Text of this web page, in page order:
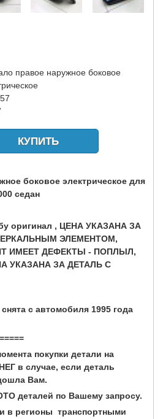
правое наружное боковое
КУПИТЬ
боковое электрическое для
седан
оригинал , ЦЕНА УКАЗАНА ЗА
ЭЛЕМЕНТОМ,
ИМЕЕТ ДЕФЕКТЫ - ПОПЛЫЛ,
УКАЗАНА ЗА ДЕТАЛЬ С
с автомобиля 1995 года
покупки детали на
в случае, если деталь
Вам.
деталей по Вашему запросу.
в регионы транспортными